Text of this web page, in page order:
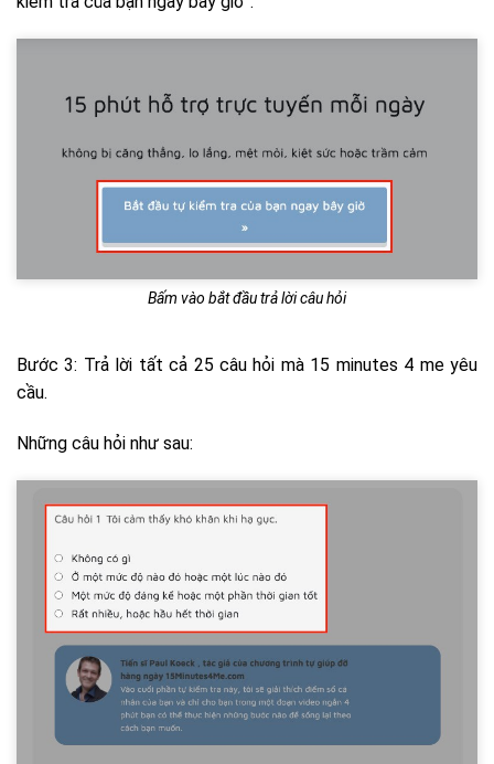
Bấm vào bắt đầu trả lời câu hỏi
Bước 3: Trả lời tất cả 25 câu hỏi mà 15 minutes 4 me yêu
cầu.
Những câu hỏi như sau: